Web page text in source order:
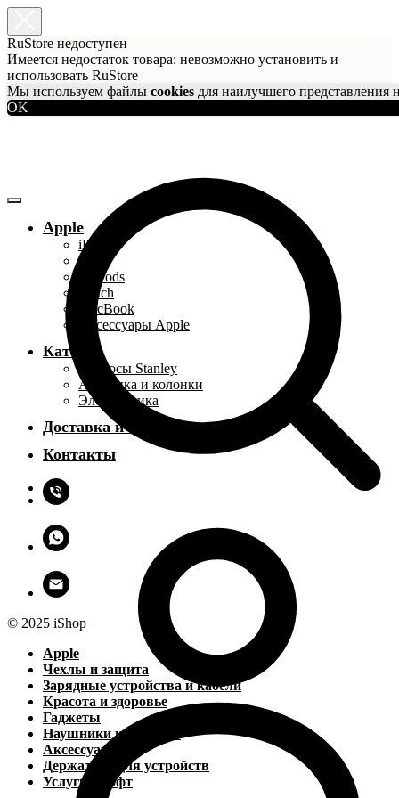
RuStore недоступен
Имеется недостаток товара: невозможно установить и
использовать RuStore
Мы используем файлы cookies для наилучшего представления
OK
Apple
iPhone
iPad
AirPods
Watch
MacBook
Аксессуары Apple
Каталог
Термосы Stanley
Акустика и колонки
Электроника
Доставка и оплата
Контакты
© 2025 iShop
Apple
Чехлы и защита
Зарядные устройства и кабели
Красота и здоровье
Гаджеты
Наушники и колонки
Аксессуары
Держатели для устройств
Услуги и софт